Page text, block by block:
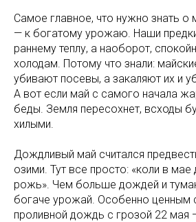
Самое главное, что нужно знать о
— к богатому урожаю. Наши
раннему теплу, а наоборот,
холодам. Потому что знали:
убивают посевы, а закаляют их и
А вот если май с самого начала
беды. Земля пересохнет, всходы
хилыми.
Дождливый май считался
озими. Тут все просто: «коли в
рожь». Чем больше дождей и
богаче урожай. Особенно ценным
проливной дождь с грозой 22 мая